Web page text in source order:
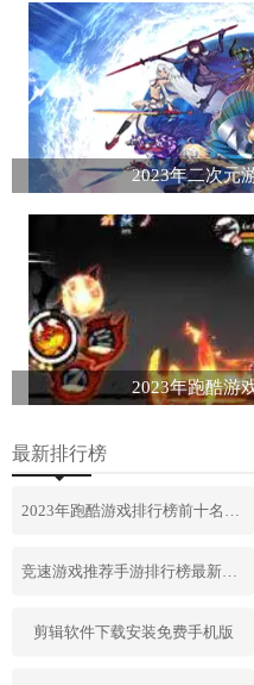
2023年二次元
2023年跑酷游
最新排行榜
剪辑软件下载安装免费手机版